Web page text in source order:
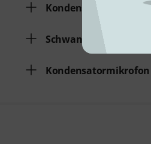
Kondensatormikrofon
Schwanenhals
Kondensatormikrofon